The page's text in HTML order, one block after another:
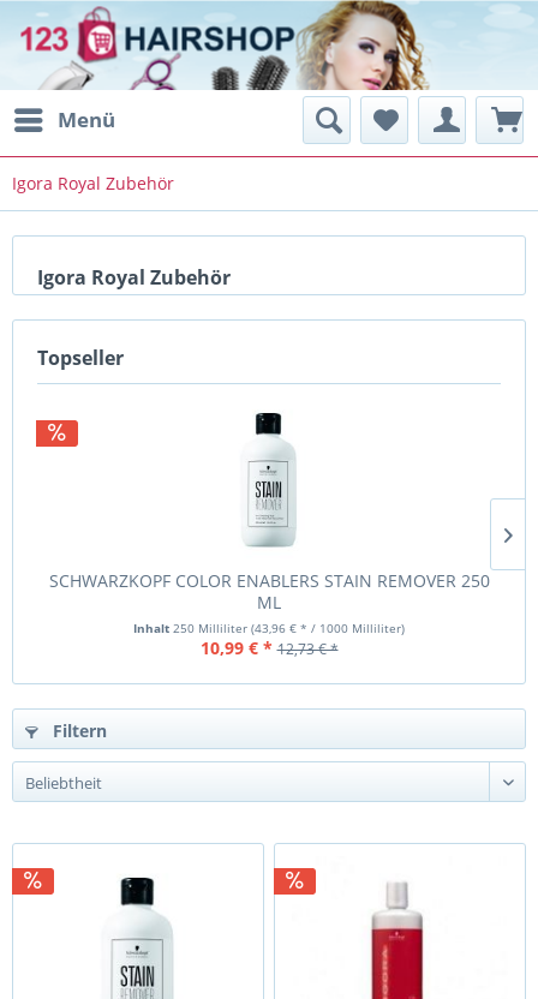
Menü
Igora Royal Zubehör
Igora Royal Zubehör
Topseller
SCHWARZKOPF COLOR ENABLERS STAIN REMOVER 250
ML
Inhalt 250 Milliliter (43,96 € * / 1000 Milliliter)
10,99 € * 12,73 € *
Filtern